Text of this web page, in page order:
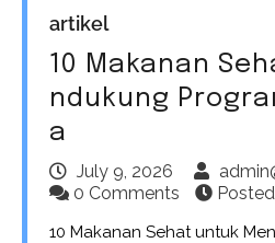
artikel
10 Makanan
ndukung
a
July 9, 2026
0 Comments
10 Makanan Sehat untuk